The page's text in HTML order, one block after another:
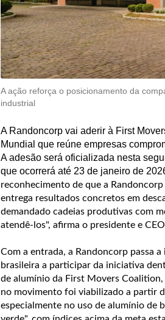
A ação reforça o posicionamento da
industrial
A Randoncorp vai aderir à First
Mundial que reúne empresas
A adesão será oficializada nesta
que ocorrerá até 23 de janeiro de
reconhecimento de que a
entrega resultados concretos em
demandado cadeias produtivas com
atendê‑los", afirma o presidente e
Com a entrada, a Randoncorp passa
brasileira a participar da iniciativa
de alumínio da First Movers
no movimento foi viabilizado a partir
especialmente no uso de alumínio de